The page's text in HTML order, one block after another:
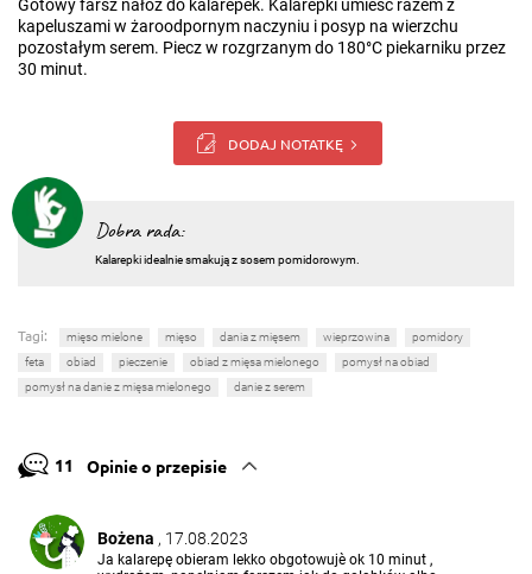
Gotowy farsz nałóż do kalarepek. Kalarepki umieść razem z
kapeluszami w żaroodpornym naczyniu i posyp na wierzchu
pozostałym serem. Piecz w rozgrzanym do 180°C piekarniku przez
30 minut.
DODAJ NOTATKĘ
Dobra rada:
Kalarepki idealnie smakują z sosem pomidorowym.
Tagi: mięso mielone mięso dania z mięsem wieprzowina
pomidory
feta
obiad pieczenie obiad z mięsa mielonego
pomysł na obiad
pomysł na danie z mięsa mielonego
danie z serem
11 Opinie o przepisie
Bożena , 17.08.2023
Ja kalarepę obieram lekko obgotowujè ok 10 minut ,